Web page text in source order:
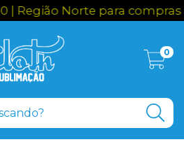
Norte para compras
0